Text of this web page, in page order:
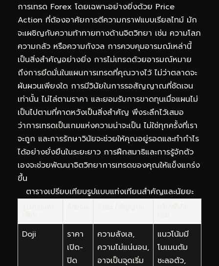
การเทรด Forex โดยเฉพาะอย่างยิ่งด้วย Price
Action ที่ต้องอาศัยการตีความกราฟแบบเรียลไทม์ มัก
จะเผชิญกับความท้าทายทางด้านจิตวิทยา เช่น ความโลภ
ความกลัว หรือความกังวล การควบคุมอารมณ์เหล่านี้
เป็นสิ่งสำคัญอย่างยิ่ง การไม่เทรดด้วยอารมณ์หมาย
ถึงการยึดมั่นในแผนการเทรดที่คุณวางไว้ ไม่ว่าตลาดจะ
ผันผวนเพียงใด การมีวินัยในการรอสัญญาณที่ชัดเจน
เท่านั้น ไม่ไล่ตามราคา และยอมรับการขาดทุนเมื่อแผนไม่
เป็นไปตามที่คาดหวังเป็นสิ่งสำคัญ พึงระลึกไว้เสมอ
ว่าการเทรดเป็นเกมแห่งความน่าจะเป็น ไม่ใช่ทุกครั้งที่เรา
จะถูก และการรักษาวินัยจะช่วยให้คุณอยู่รอดและทำกำไร
ได้อย่างยั่งยืนในระยะยาว การฝึกสมาธิและการรู้จักตัว
เองจะช่วยพัฒนาจิตวิทยาการเทรดของคุณให้แข็งแกร่ง
ขึ้น
ตารางเปรียบเทียบรูปแบบแท่งเทียนสำคัญและนัยยะ
Doji
ราคา
เปิด-
ปิด
ความลังเล,
ความไม่แน่นอน,
อาจเป็นจุดเริ่ม
แนวโน้มมี
โมเมนตัม
ชะลอตัว,